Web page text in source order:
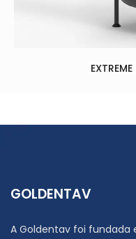
GOLDENTAV
A Goldentav foi fundada